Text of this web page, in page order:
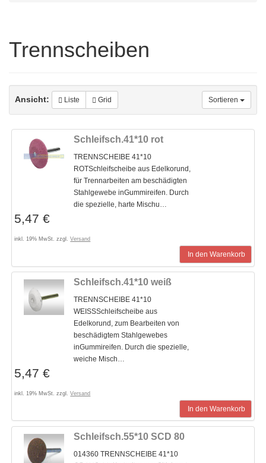
Trennscheiben
Ansicht: Liste Grid Sortieren
Schleifsch.41*10 rot
TRENNSCHEIBE 41*10
ROTSchleifscheibe aus Edelkorund,
für Trennarbeiten am beschädigten
Stahlgewebe inGummireifen. Durch
die spezielle, harte Mischu…
5,47 €
inkl. 19% MwSt. zzgl.Versand
In den Warenkorb
Schleifsch.41*10 weiß
TRENNSCHEIBE 41*10
WEISSSchleifscheibe aus
Edelkorund, zum Bearbeiten von
beschädigtem Stahlgewebes
inGummireifen. Durch die spezielle,
weiche Misch…
5,47 €
inkl. 19% MwSt. zzgl.Versand
In den Warenkorb
Schleifsch.55*10 SCD 80
014360 TRENNSCHEIBE 41*10